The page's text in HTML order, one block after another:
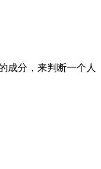
成分，来判断一个人